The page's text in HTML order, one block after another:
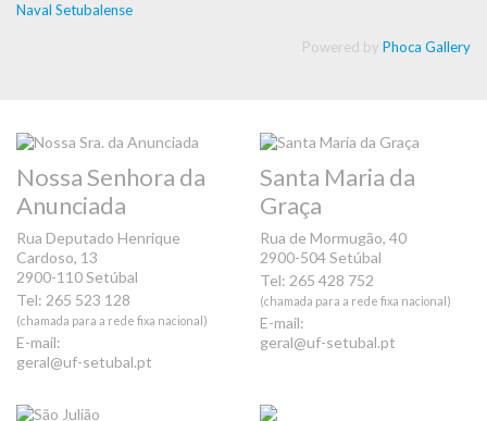
Naval Setubalense
Powered by Phoca Gallery
Nossa Senhora da
Anunciada
Rua Deputado Henrique
Cardoso, 13
2900-110 Setúbal
Tel: 265 523 128
(chamada para a rede fixa nacional)
E-mail:
geral@uf-setubal.pt
Santa Maria da
Graça
Rua de Mormugão, 40
2900-504 Setúbal
Tel: 265 428 752
(chamada para a rede fixa nacional)
E-mail:
geral@uf-setubal.pt